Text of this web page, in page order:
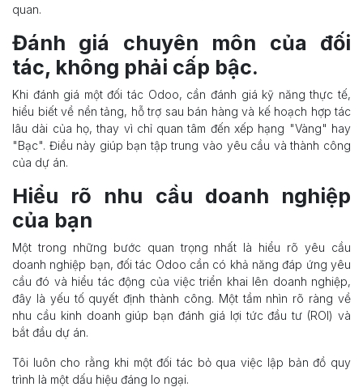
quan.
Đánh giá chuyên môn của đối
tác, không phải cấp bậc.
Khi đánh giá một đối tác Odoo, cần đánh giá kỹ năng thực tế,
hiểu biết về nền tảng, hỗ trợ sau bán hàng và kế hoạch hợp tác
lâu dài của họ, thay vì chỉ quan tâm đến xếp hạng "Vàng" hay
"Bạc". Điều này giúp bạn tập trung vào yêu cầu và thành công
của dự án.
Hiểu rõ nhu cầu doanh nghiệp
của bạn
Một trong những bước quan trọng nhất là hiểu rõ yêu cầu
doanh nghiệp bạn, đối tác Odoo cần có khả năng đáp ứng yêu
cầu đó và hiểu tác động của việc triển khai lên doanh nghiệp,
đây là yếu tố quyết định thành công. Một tầm nhìn rõ ràng về
nhu cầu kinh doanh giúp bạn đánh giá lợi tức đầu tư (ROI) và
bắt đầu dự án.
Tôi luôn cho rằng khi một đối tác bỏ qua việc lập bản đồ quy
trình là một dấu hiệu đáng lo ngại.